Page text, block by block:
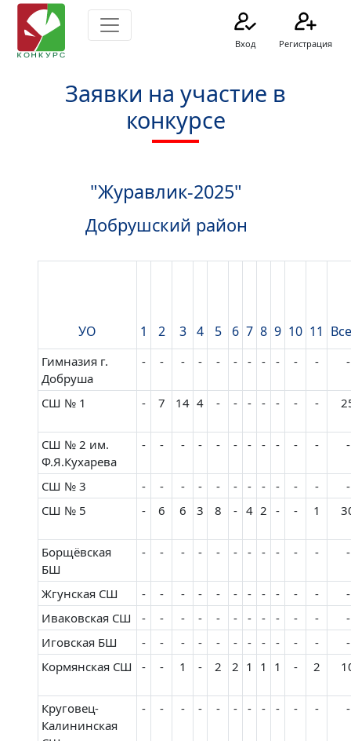
Вход Регистрация
Заявки на участие в
конкурсе
"Журавлик-2025"
Добрушский район
УО 1 2 3 4 5 6 7 8 9 10 11
Гимназия г.
Добруша
- - - - - - - - - - - -
СШ № 1 - 7 14 4 - - - - - - -
СШ № 2 им.
Ф.Я.Кухарева
- - - - - - - - - - - -
СШ № 3 - - - - - - - - - - -
-
СШ № 5
- 6 6 3 8 - 4 2 - - 1
Борщёвская
БШ
- - - - - - - - - - - -
Жгунская СШ - - - - - - - - - - -
-
Иваковская СШ
- - - - - - - - - - -
-
Иговская БШ
- - - - - - - - - - -
-
Кормянская СШ
- - 1 - 2 2 1 1 1 - 2
Круговец-
Калининская
- - - - - - - - - - - -